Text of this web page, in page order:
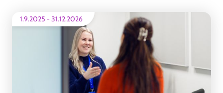
1.9.2025 -31.12.2026